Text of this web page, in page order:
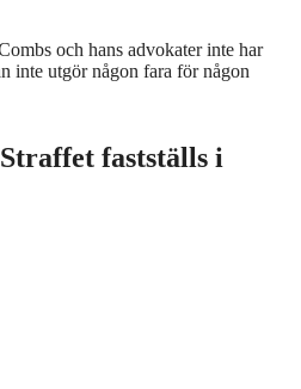
och hans advokater inte har
inte utgör någon fara för någon
fastställs i